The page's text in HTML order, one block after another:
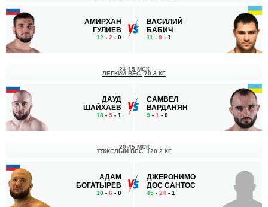
АМИРХАН
ГУЛИЕВ
12 - 2 - 0
ВАСИЛИЙ
БАБИЧ
11 - 9 - 1
ДАУД
ШАЙХАЕВ
18 - 5 - 1
21:15 МСК
ЛЕГКИЙ ВЕС 70.3 КГ
САМВЕЛ
ВАРДАНЯН
9 - 1 - 0
АДАМ
БОГАТЫРЕВ
10 - 6 - 0
20:45 МСК
ТЯЖЕЛЫЙ ВЕС 120.2 КГ
ДЖЕРОНИМО
ДОС САНТОС
45 - 24 - 1